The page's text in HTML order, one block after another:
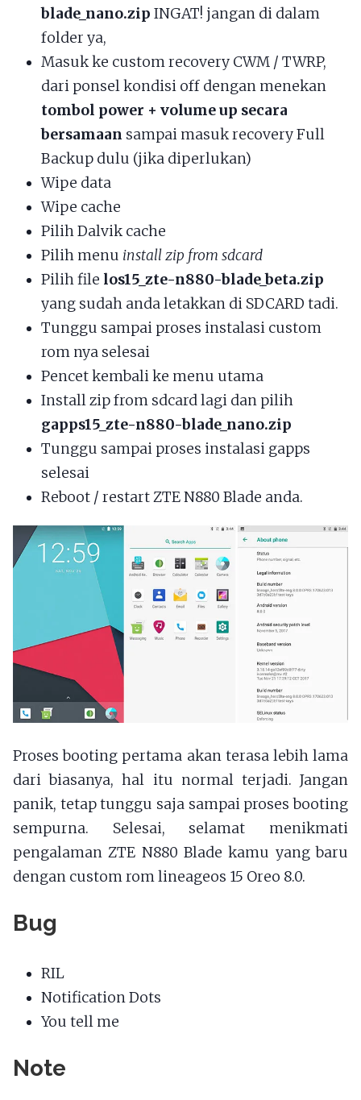
blade_nano.zip INGAT! jangan di dalam
folder ya,
Masuk ke custom recovery CWM / TWRP,
dari ponsel kondisi off dengan menekan
tombol power + volume up secara
bersamaan sampai masuk recovery Full
Backup dulu (jika diperlukan)
Wipe data
Wipe cache
Pilih Dalvik cache
Pilih menu install zip from sdcard
Pilih file los15_zte-n880-blade_beta.zip
yang sudah anda letakkan di SDCARD tadi.
Tunggu sampai proses instalasi custom
rom nya selesai
Pencet kembali ke menu utama
Install zip from sdcard lagi dan pilih
gapps15_zte-n880-blade_nano.zip
Tunggu sampai proses instalasi gapps
selesai
Reboot / restart ZTE N880 Blade anda.
Proses booting pertama akan terasa lebih lama
dari biasanya, hal itu normal terjadi. Jangan
panik, tetap tunggu saja sampai proses booting
sempurna. Selesai, selamat menikmati
pengalaman ZTE N880 Blade kamu yang baru
dengan custom rom lineageos 15 Oreo 8.0.
Bug
RIL
Notification Dots
You tell me
Note